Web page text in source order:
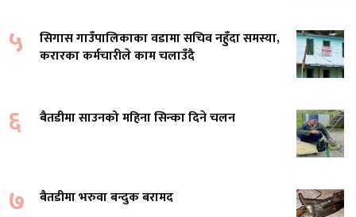
५
सिगास गाउँपालिकाका वडामा सचिव नहुँदा समस्या,
करारका कर्मचारीले काम चलाउँदै
६ बैतडीमा साउनको महिना सिन्का दिने चलन
७ बैतडीमा भरुवा बन्दुक बरामद